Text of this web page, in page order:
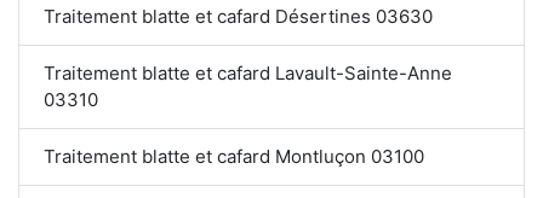
Traitement blatte et cafard Désertines 03630
Traitement blatte et cafard Lavault-Sainte-Anne
03310
Traitement blatte et cafard Montluçon 03100